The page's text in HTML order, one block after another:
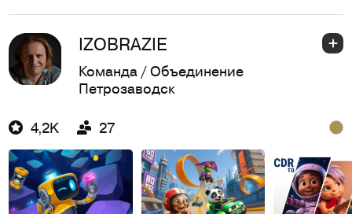
IZOBRAZIE
Команда / Объединение
Петрозаводск
4,2K 27